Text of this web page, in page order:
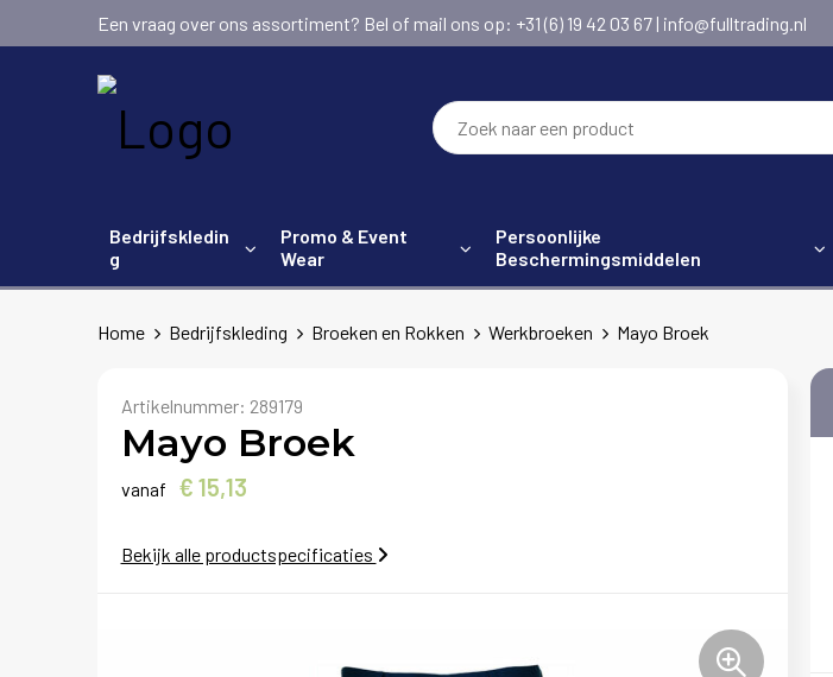
Een vraag over ons assortiment? Bel of mail ons op: +31 (6) 19 42 03 67 | info@fulltrading.nl
Bedrijfskledin
g
Promo & Event
Wear
Persoonlijke
Beschermingsmiddelen
Home Bedrijfskleding Broeken en Rokken Werkbroeken Mayo Broek
Artikelnummer: 289179
Mayo Broek
vanaf € 15,13
Bekijk alle productspecificaties